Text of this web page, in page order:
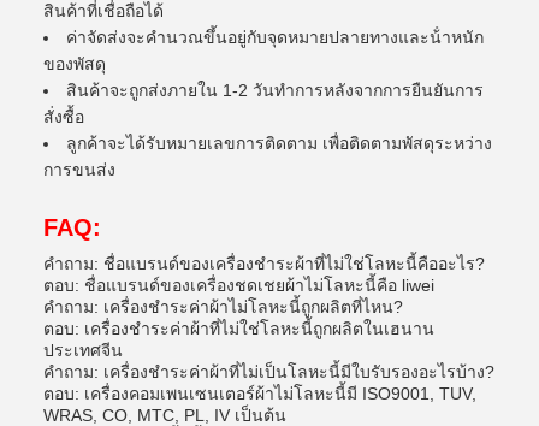
สินค้าที่เชื่อถือได้
ค่าจัดส่งจะคํานวณขึ้นอยู่กับจุดหมายปลายทางและน้ําหนัก
ของพัสดุ
สินค้าจะถูกส่งภายใน 1-2 วันทําการหลังจากการยืนยันการ
สั่งซื้อ
ลูกค้าจะได้รับหมายเลขการติดตาม เพื่อติดตามพัสดุระหว่าง
การขนส่ง
FAQ:
คําถาม: ชื่อแบรนด์ของเครื่องชําระผ้าที่ไม่ใช่โลหะนี้คืออะไร?
ตอบ: ชื่อแบรนด์ของเครื่องชดเชยผ้าไม่โลหะนี้คือ liwei
คําถาม: เครื่องชําระค่าผ้าไม่โลหะนี้ถูกผลิตที่ไหน?
ตอบ: เครื่องชําระค่าผ้าที่ไม่ใช่โลหะนี้ถูกผลิตในเฮนาน
ประเทศจีน
คําถาม: เครื่องชําระค่าผ้าที่ไม่เป็นโลหะนี้มีใบรับรองอะไรบ้าง?
ตอบ: เครื่องคอมเพนเซนเตอร์ผ้าไม่โลหะนี้มี ISO9001, TUV,
WRAS, CO, MTC, PL, IV เป็นต้น